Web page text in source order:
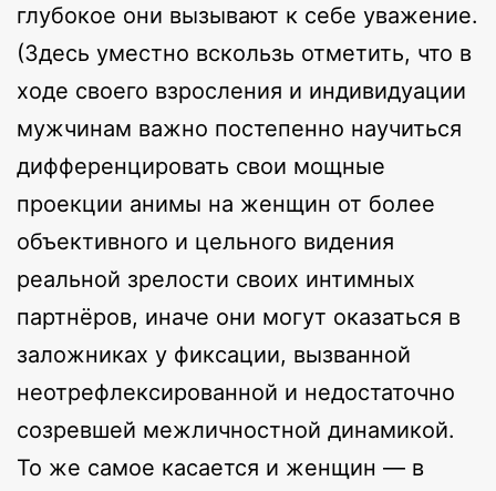
глубокое они вызывают к себе уважение.
(Здесь уместно вскользь отметить, что в
ходе своего взросления и индивидуации
мужчинам важно постепенно научиться
дифференцировать свои мощные
проекции анимы на женщин от более
объективного и цельного видения
реальной зрелости своих интимных
партнёров, иначе они могут оказаться в
заложниках у фиксации, вызванной
неотрефлексированной и недостаточно
созревшей межличностной динамикой.
То же самое касается и женщин — в